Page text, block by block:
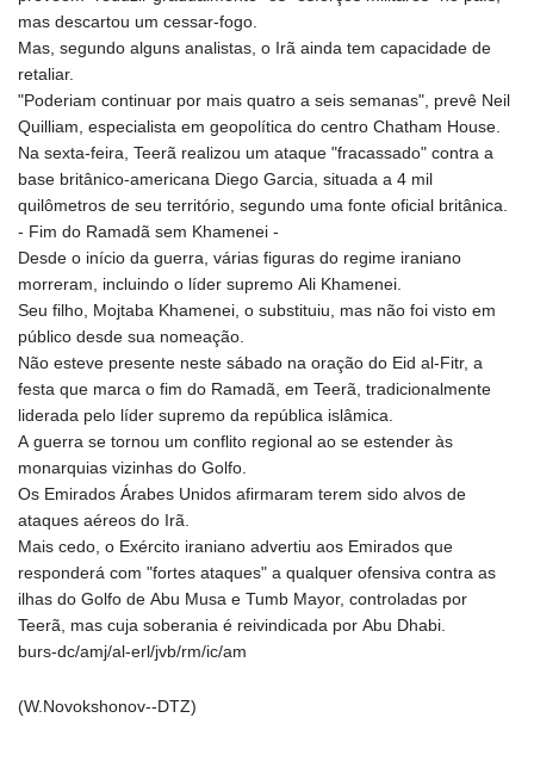
mas descartou um cessar-fogo.
Mas, segundo alguns analistas, o Irã ainda tem capacidade de
retaliar.
"Poderiam continuar por mais quatro a seis semanas", prevê Neil
Quilliam, especialista em geopolítica do centro Chatham House.
Na sexta-feira, Teerã realizou um ataque "fracassado" contra a
base britânico-americana Diego Garcia, situada a 4 mil
quilômetros de seu território, segundo uma fonte oficial britânica.
- Fim do Ramadã sem Khamenei -
Desde o início da guerra, várias figuras do regime iraniano
morreram, incluindo o líder supremo Ali Khamenei.
Seu filho, Mojtaba Khamenei, o substituiu, mas não foi visto em
público desde sua nomeação.
Não esteve presente neste sábado na oração do Eid al-Fitr, a
festa que marca o fim do Ramadã, em Teerã, tradicionalmente
liderada pelo líder supremo da república islâmica.
A guerra se tornou um conflito regional ao se estender às
monarquias vizinhas do Golfo.
Os Emirados Árabes Unidos afirmaram terem sido alvos de
ataques aéreos do Irã.
Mais cedo, o Exército iraniano advertiu aos Emirados que
responderá com "fortes ataques" a qualquer ofensiva contra as
ilhas do Golfo de Abu Musa e Tumb Mayor, controladas por
Teerã, mas cuja soberania é reivindicada por Abu Dhabi.
burs-dc/amj/al-erl/jvb/rm/ic/am
(W.Novokshonov--DTZ)